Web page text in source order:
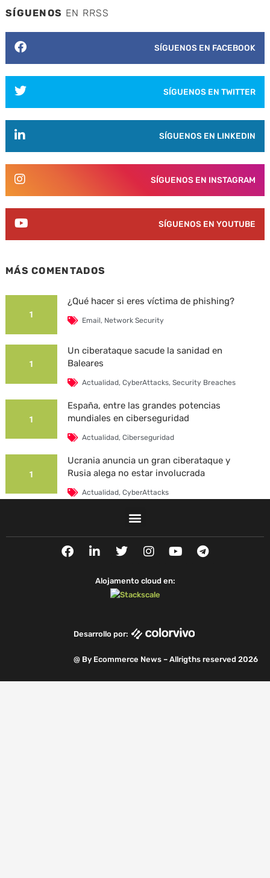
SÍGUENOS EN RRSS
SÍGUENOS EN FACEBOOK
SÍGUENOS EN TWITTER
SÍGUENOS EN LINKEDIN
SÍGUENOS EN INSTAGRAM
SÍGUENOS EN YOUTUBE
MÁS COMENTADOS
1
¿Qué hacer si eres víctima de phishing?
Email, Network Security
1
Un ciberataque sacude la sanidad en
Baleares
Actualidad,CyberAttacks,Security Breaches
1
España, entre las grandes potencias
mundiales en ciberseguridad
Actualidad,Ciberseguridad
1
Ucrania anuncia un gran ciberataque y
Rusia alega no estar involucrada
Actualidad,CyberAttacks
La Universidad Autónoma de Barcelona es
Actualidad,CyberAttacks,Security Breaches
F
a
L
i
k
T
w
t
t
e
I
n
t
a
g
m
Y
o
T
e
Alojamento cloud en:
Desarrollo por:
@ By Ecommerce News – Allrigths reserved 2026